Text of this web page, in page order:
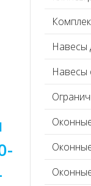
Навесы
Навесы